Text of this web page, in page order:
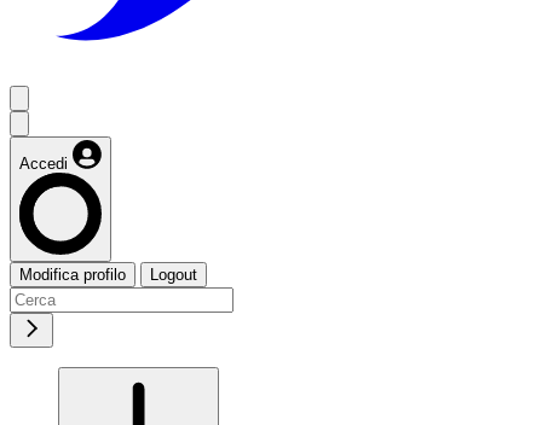
Accedi
Modifica profilo Logout